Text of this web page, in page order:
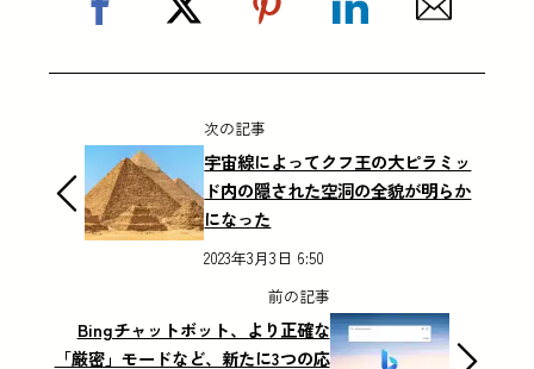
次の記事
宇宙線によってクフ王の大ピラミッ
ド内の隠された空洞の全貌が明らか
になった
2023年3月3日 6:50
前の記事
Bingチャットボット、より正確な
「厳密」モードなど、新たに3つの応